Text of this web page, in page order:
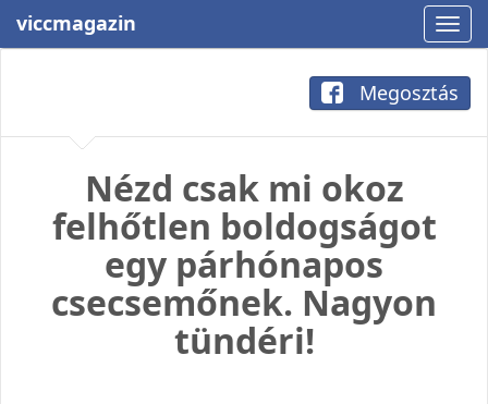
viccmagazin
Megosztás
Nézd csak mi okoz
felhőtlen boldogságot
egy párhónapos
csecsemőnek. Nagyon
tündéri!